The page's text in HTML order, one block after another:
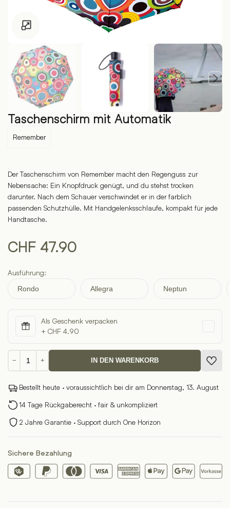
Zum Vergrössern klicken
Taschenschirm mit Automatik
Remember
Der Taschenschirm von Remember macht den Regenguss zur
Nebensache: Ein Knopfdruck genügt, und du stehst trocken
darunter. Nach dem Schauer verschwindet er in der farblich
passenden Schutzhülle. Mit Handgelenksschlaufe, kompakt für jede
Handtasche.
CHF 47.90
Ausführung:
Rondo Allegra Neptun
Als Geschenk verpacken
+ CHF 4.90
−
Taschenschirm
mit
Menge
+ IN DEN WARENKORB
Bestellt heute · voraussichtlich bei dir am Donnerstag, 13. August
14 Tage Rückgaberecht · fair & unkompliziert
2 Jahre Garantie · Support durch One Horizon
Sichere Bezahlung